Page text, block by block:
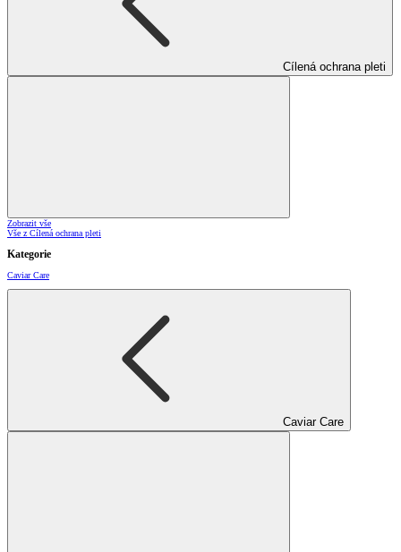
Cílená ochrana pleti
Zobrazit vše
Vše z Cílená ochrana pleti
Kategorie
Caviar Care
Caviar Care